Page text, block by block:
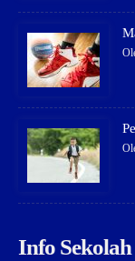
Info Sekolah